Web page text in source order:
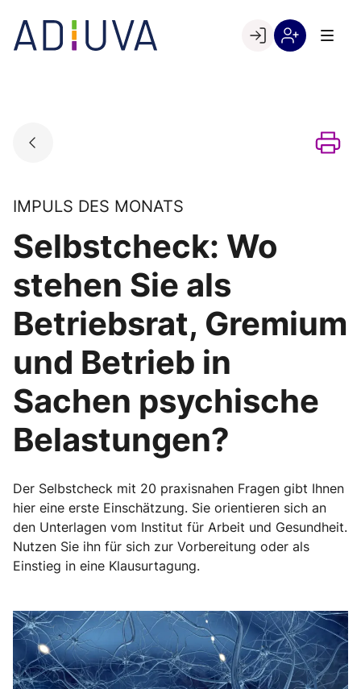
content
Go to landing page.
IMPULS DES MONATS
Selbstcheck: Wo
stehen Sie als
Betriebsrat, Gremium
und Betrieb in
Sachen psychische
Belastungen?
Der Selbstcheck mit 20 praxisnahen Fragen gibt Ihnen
hier eine erste Einschätzung. Sie orientieren sich an
den Unterlagen vom Institut für Arbeit und Gesundheit.
Nutzen Sie ihn für sich zur Vorbereitung oder als
Einstieg in eine Klausurtagung.